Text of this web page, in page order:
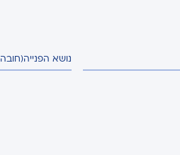
נושא הפנייה